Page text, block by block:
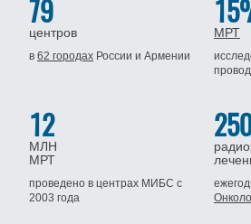
79
центров
в62 городах Россиии Армении
МРТ
12
МЛН
МРТ
проведено в центрах МИБСс
2003 года